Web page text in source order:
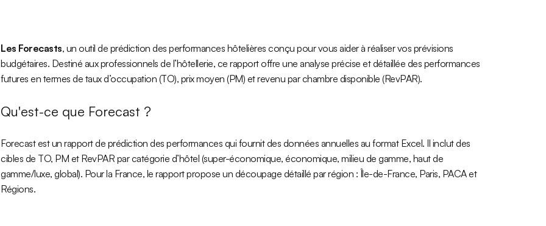
Les Forecasts, un outil de prédiction des performances hôtelières conçu pour vous aider à réaliser vos prévisions
budgétaires. Destiné aux professionnels de l’hôtellerie, ce rapport offre une analyse précise et détaillée des performances
futures en termes de taux d’occupation (TO), prix moyen (PM) et revenu par chambre disponible (RevPAR).
Qu'est-ce que Forecast ?
Forecast est un rapport de prédiction des performances qui fournit des données annuelles au format Excel. Il inclut des
cibles de TO, PM et RevPAR par catégorie d’hôtel (super-économique, économique, milieu de gamme, haut de
gamme/luxe, global). Pour la France, le rapport propose un découpage détaillé par région : Île-de-France, Paris, PACA et
Régions.